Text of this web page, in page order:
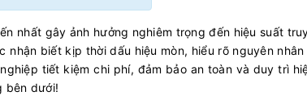
nhất gây ảnh hưởng nghiêm trọng đến hiệu suất
biết kịp thời dấu hiệu mòn, hiểu rõ nguyên
tiết kiệm chi phí, đảm bảo an toàn và duy trì
bên dưới!